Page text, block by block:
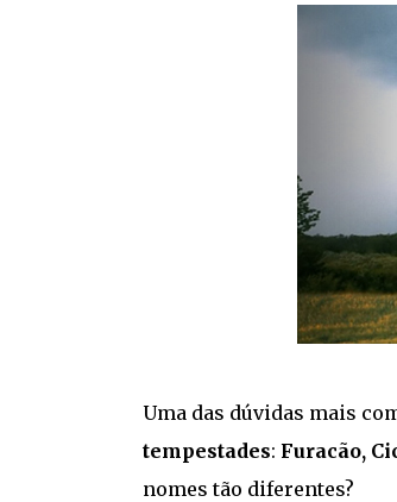
Uma das dúvidas mais
tempestades: Furacão,
nomes tão diferentes?